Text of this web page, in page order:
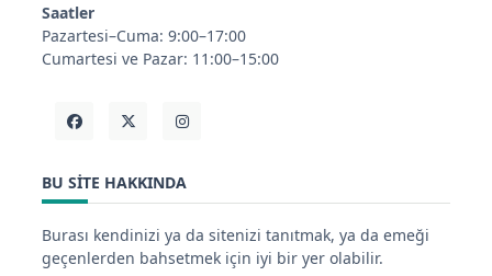
Saatler
Pazartesi–Cuma: 9:00–17:00
Cumartesi ve Pazar: 11:00–15:00
BU SITE HAKKINDA
Burası kendinizi ya da sitenizi tanıtmak, ya da emeği
geçenlerden bahsetmek için iyi bir yer olabilir.